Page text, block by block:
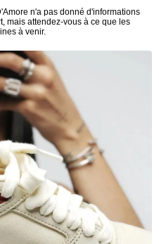
n'a pas donné d'informations
mais attendez-vous à ce que les
à venir.